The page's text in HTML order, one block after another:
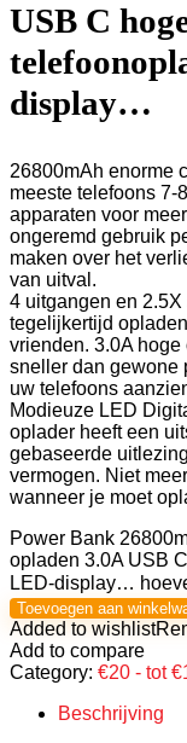
USB C
display…
26800mAh enorme
meeste telefoons 7-
apparaten voor
ongeremd gebruik
maken over het
van uitval.
4 uitgangen en
tegelijkertijd
vrienden. 3.0A
sneller dan gewone
uw telefoons
Modieuze LED
oplader heeft een
gebaseerde
vermogen. Niet
wanneer je moet
Power Bank
opladen 3.0A USB
LED-display…
Toevoegen aan
Added to wishlist
Add to compare
Category: €20 - tot
Beschrijving